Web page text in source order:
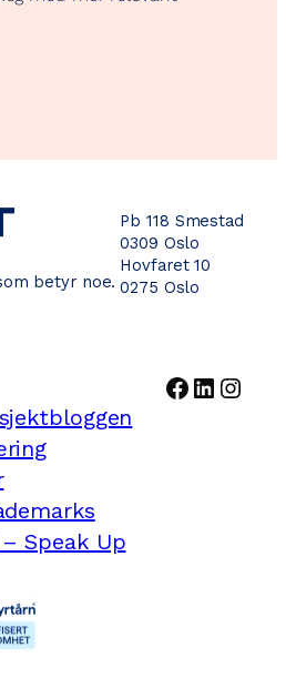
betyr noe.
Pb 118 Smestad
0309 Oslo
Hovfaret 10
0275 Oslo
Speak Up
Facebook